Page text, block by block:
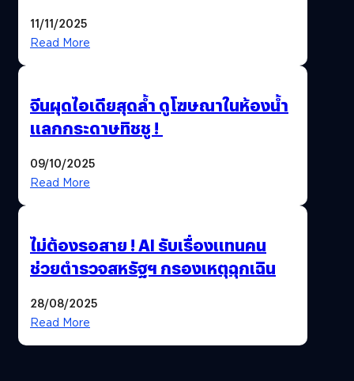
11/11/2025
Read More
จีนผุดไอเดียสุดล้ำ ดูโฆษณาในห้องน้ำ
แลกกระดาษทิชชู !
09/10/2025
Read More
ไม่ต้องรอสาย ! AI รับเรื่องแทนคน
ช่วยตำรวจสหรัฐฯ กรองเหตุฉุกเฉิน
28/08/2025
Read More